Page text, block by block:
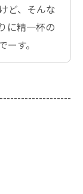
ど、そんな
に精一杯の
す。